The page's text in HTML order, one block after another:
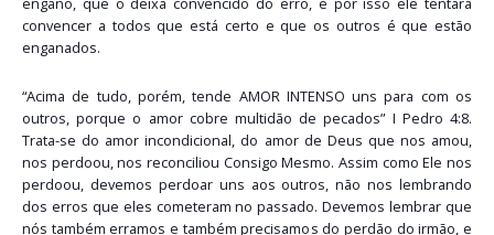
convencer a todos que está certo e que os outros é que estão
enganados.
“Acima de tudo, porém, tende AMOR INTENSO uns para com os
outros, porque o amor cobre multidão de pecados” I Pedro 4:8.
Trata-se do amor incondicional, do amor de Deus que nos amou,
nos perdoou, nos reconciliou Consigo Mesmo. Assim como Ele nos
perdoou, devemos perdoar uns aos outros, não nos lembrando
dos erros que eles cometeram no passado. Devemos lembrar que
nós também erramos e também precisamos do perdão do irmão, e